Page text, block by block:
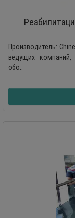
Производитель:
ведущих компаний,
обо..